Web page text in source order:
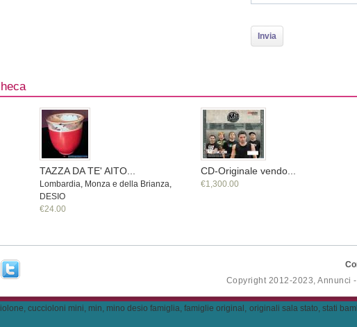
TAZZA DA TE' AITO...
Lombardia, Monza e della Brianza,
DESIO
€24.00
CD-Originale vendo...
€1,300.00
Copyright 2012-2023, Annunci
cuccioloni mini, min, mino desio famiglia, famiglie original, originali sala stato, stati